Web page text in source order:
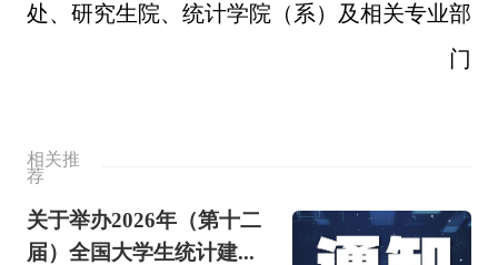
处、研究生院、统计学院（系）及相关专业部
门
相关推
荐
关于举办2026年（第十二
届）全国大学生统计建...